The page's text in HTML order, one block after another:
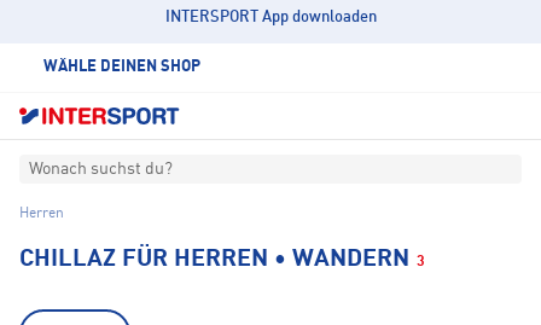
INTERSPORT App downloaden
WÄHLE DEINEN SHOP
Wonach suchst du?
Herren
CHILLAZ FÜR HERREN • WANDERN 3